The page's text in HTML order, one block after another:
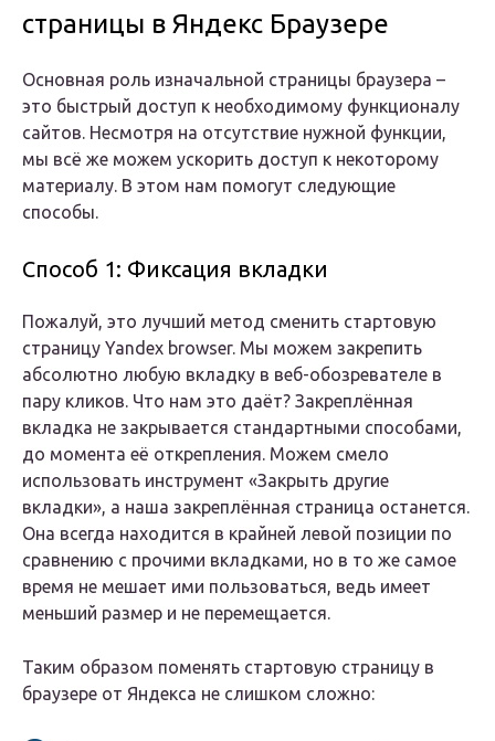
страницы в Яндекс Браузере
Основная роль изначальной страницы браузера –
это быстрый доступ к необходимому функционалу
сайтов. Несмотря на отсутствие нужной функции,
мы всё же можем ускорить доступ к некоторому
материалу. В этом нам помогут следующие
способы.
Способ 1: Фиксация вкладки
Пожалуй, это лучший метод сменить стартовую
страницу Yandex browser. Мы можем закрепить
абсолютно любую вкладку в веб-обозревателе в
пару кликов. Что нам это даёт? Закреплённая
вкладка не закрывается стандартными способами,
до момента её открепления. Можем смело
использовать инструмент «Закрыть другие
вкладки», а наша закреплённая страница останется.
Она всегда находится в крайней левой позиции по
сравнению с прочими вкладками, но в то же самое
время не мешает ими пользоваться, ведь имеет
меньший размер и не перемещается.
Таким образом поменять стартовую страницу в
браузере от Яндекса не слишком сложно: